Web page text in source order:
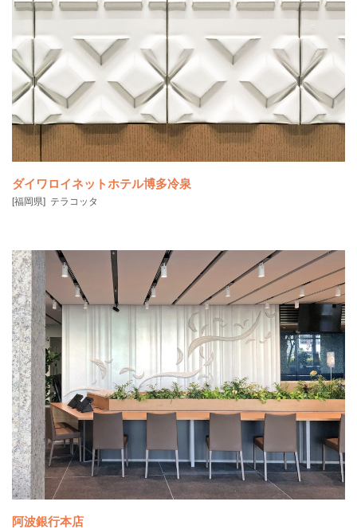
医療倫理の根幹であるヒポクラテスの誓いを中心に＋形状の配置を行
いシンボルとして重
「献上博多織」をモチーフとして、親子縞と華皿を、立体的に表現し
ています。 訪れる
ダイワロイネットホテル博多冷泉
[福岡県] テラコッタ
阿波銀行本店